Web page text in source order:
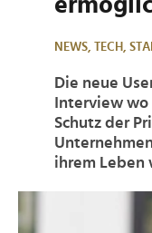
NEWS, TECH,
Die neue
Interview
Schutz der
ihrem Leben